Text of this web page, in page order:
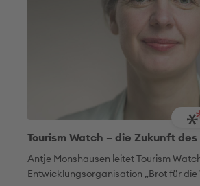
Tourism Watch – die Zukunft
Antje Monshausen leitet Tourism
Entwicklungsorganisation „Brot für die